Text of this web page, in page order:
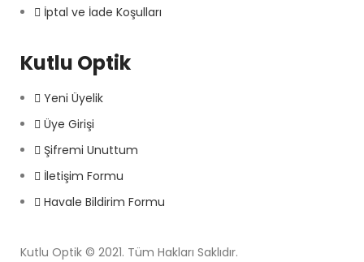
İptal ve İade Koşulları
Kutlu Optik
Yeni Üyelik
Üye Girişi
Şifremi Unuttum
İletişim Formu
Havale Bildirim Formu
Kutlu Optik © 2021. Tüm Hakları Saklıdır.